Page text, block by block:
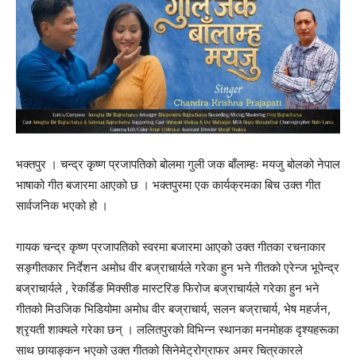
भक्तपुर । चन्द्र कृष्ण प्रजापतिको बोलमा गुली जक बाँलाम्हः मयजु बोलको नेपाल
भाषाको गीत बजारमा आएको छ । भक्तपुरमा एक कार्यक्रमका बिच उक्त गीत
सार्वजनिक भएको हो ।
गायक चन्द्र कृष्ण प्रजापतिको स्वरमा बजारमा आएको उक्त गीतका रचनाकार
सङ्गीतकार निर्देशन अमोध वीर बज्राचार्यले गरेका हुन भने गीतको एरेन्ज भूपेन्द्र
बज्राचार्यले , रेकर्डिङ मिक्सीङ मास्टरिङ फिरोज बज्राचार्यले गरेका हुन भने
गीतको मिउजिक भिडियोमा अमोध वीर बज्राचार्य, सलन बज्राचार्य, भेष महर्जन,
श्रृयती शाक्यले गरेका छन् । ललितपुरको विभिन्न स्थानका मनमोहक दृश्यहरूका
साथ छायाङ्कन भएको उक्त गीतको सिनेमेट्रोग्राफर अमर चित्रकारले